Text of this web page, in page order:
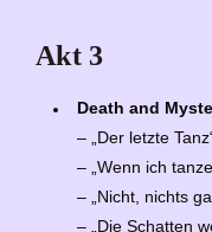
Akt 3
Death and
– „Der letzte
– „Wenn ich
– „Nicht, nichts
– „Die Schatten